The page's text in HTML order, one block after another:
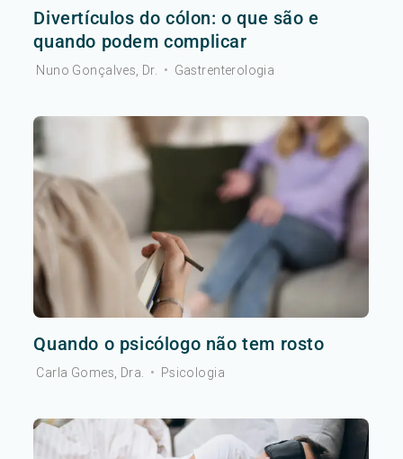
Divertículos do cólon: o que são e
quando podem complicar
Nuno Gonçalves, Dr. • Gastrenterologia
Quando o psicólogo não tem rosto
Carla Gomes, Dra. • Psicologia